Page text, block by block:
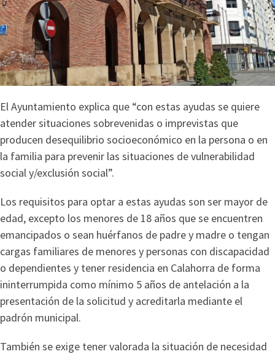
El Ayuntamiento explica que “con estas ayudas se quiere
atender situaciones sobrevenidas o imprevistas que
producen desequilibrio socioeconómico en la persona o en
la familia para prevenir las situaciones de vulnerabilidad
social y/exclusión social”.
Los requisitos para optar a estas ayudas son ser mayor de
edad, excepto los menores de 18 años que se encuentren
emancipados o sean huérfanos de padre y madre o tengan
cargas familiares de menores y personas con discapacidad
o dependientes y tener residencia en Calahorra de forma
ininterrumpida como mínimo 5 años de antelación a la
presentación de la solicitud y acreditarla mediante el
padrón municipal.
También se exige tener valorada la situación de necesidad